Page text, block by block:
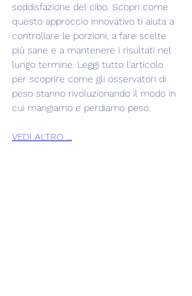
soddisfazione del cibo. Scopri come
questo approccio innovativo ti aiuta a
controllare le porzioni, a fare scelte
più sane e a mantenere i risultati nel
lungo termine. Leggi tutto l'articolo
per scoprire come gli osservatori di
peso stanno rivoluzionando il modo in
cui mangiamo e perdiamo peso.
VEDI ALTRO ...